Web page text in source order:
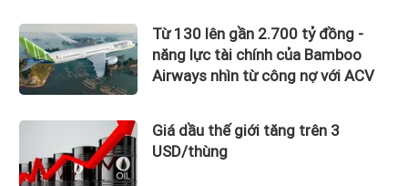
Từ 130 lên gần 2.700 tỷ đồng -
năng lực tài chính của Bamboo
Airways nhìn từ công nợ với ACV
Giá dầu thế giới tăng trên 3
USD/thùng